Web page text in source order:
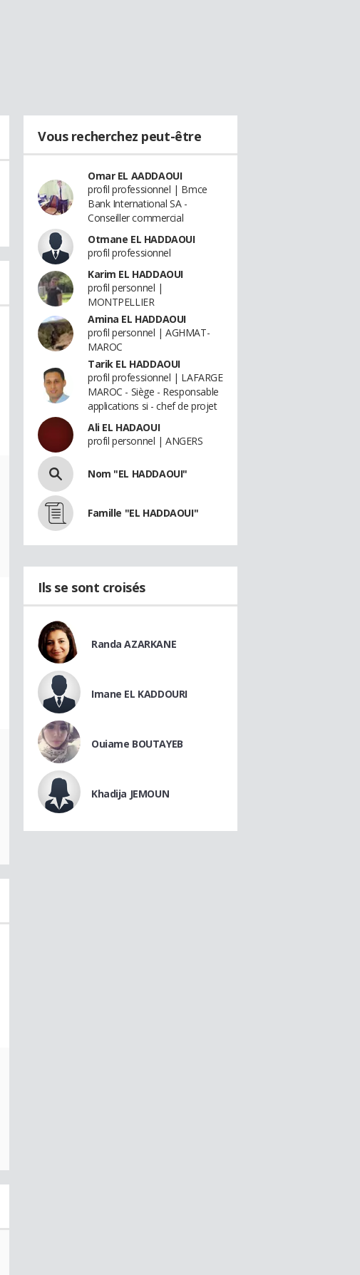
Vous recherchez peut-être
Omar EL AADDAOUI
profil professionnel | Bmce
Bank International SA -
Conseiller commercial
Otmane EL HADDAOUI
profil professionnel
Karim EL HADDAOUI
profil personnel |
MONTPELLIER
Amina EL HADDAOUI
profil personnel | AGHMAT-
MAROC
Tarik EL HADDAOUI
profil professionnel | LAFARGE
MAROC - Siège - Responsable
applications si - chef de projet
Ali EL HADAOUI
profil personnel | ANGERS
Nom "EL HADDAOUI"
Famille "EL HADDAOUI"
Ils se sont croisés
Randa AZARKANE
Imane EL KADDOURI
Ouiame BOUTAYEB
Khadija JEMOUN